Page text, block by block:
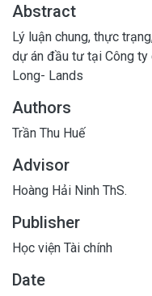
Abstract
Lý luận chung, thực
dự án đầu tư tại Công
Long- Lands
Authors
Trần Thu Huế
Advisor
Hoàng Hải Ninh ThS.
Publisher
Học viện Tài chính
Date